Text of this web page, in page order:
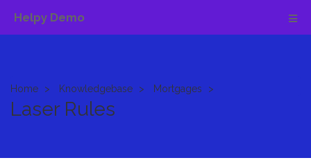
Helpy Demo
Home Knowledgebase Mortgages
Laser Rules